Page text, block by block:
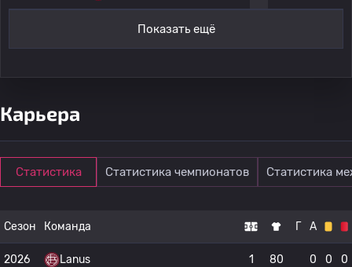
Показать ещё
Карьера
Статистика Статистика чемпионатов Статистика
Сезон Команда Г А
2026 Lanus 1 80 0 0 0